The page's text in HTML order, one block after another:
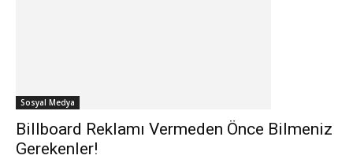
Sosyal Medya
Billboard Reklamı Vermeden Önce Bilmeniz
Gerekenler!